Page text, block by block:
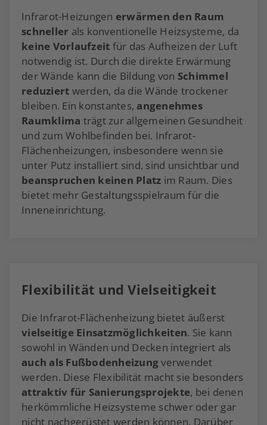
Infrarot-Heizungen erwärmen den Raum
schneller als konventionelle Heizsysteme, da
keine Vorlaufzeit für das Aufheizen der Luft
notwendig ist. Durch die direkte Erwärmung
der Wände kann die Bildung von Schimmel
reduziert werden, da die Wände trockener
bleiben. Ein konstantes, angenehmes
Raumklima trägt zur allgemeinen Gesundheit
und zum Wohlbefinden bei. Infrarot-
Flächenheizungen, insbesondere wenn sie
unter Putz installiert sind, sind unsichtbar und
beanspruchen keinen Platz im Raum. Dies
bietet mehr Gestaltungsspielraum für die
Inneneinrichtung.
Flexibilität und Vielseitigkeit
Die Infrarot-Flächenheizung bietet äußerst
vielseitige Einsatzmöglichkeiten. Sie kann
sowohl in Wänden und Decken integriert als
auch als Fußbodenheizungverwendet
werden. Diese Flexibilität macht sie besonders
attraktiv für Sanierungsprojekte, bei denen
herkömmliche Heizsysteme schwer oder gar
nicht nachgerüstet werden können. Darüber